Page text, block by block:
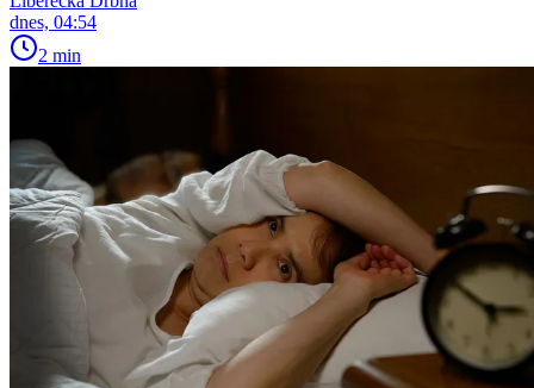
dnes, 04:54
2 min